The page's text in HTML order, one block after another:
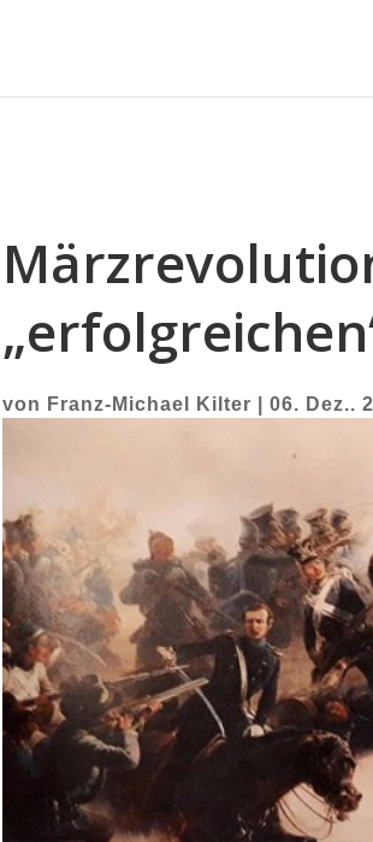
von Franz-Michael Kilter 06. Dez..